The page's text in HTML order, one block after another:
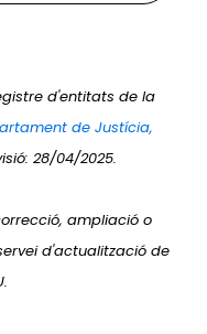
d'entitats de la
de Justícia,
28/04/2025.
ampliació o
d'actualització de